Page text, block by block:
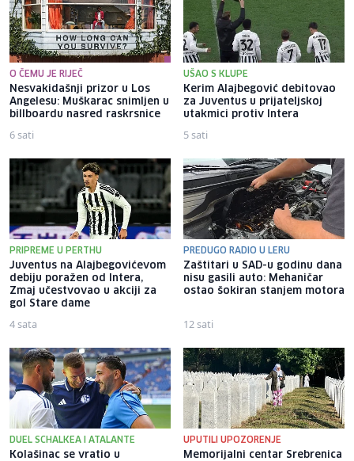
O ČEMU JE RIJEČ
Nesvakidašnji prizor u Los
Angelesu: Muškarac snimljen u
billboardu nasred raskrsnice
6 sati
UŠAO S KLUPE
Kerim Alajbegović debitovao
za Juventus u prijateljskoj
utakmici protiv Intera
5 sati
PRIPREME U PERTHU
Juventus na Alajbegovićevom
debiju poražen od Intera,
Zmaj učestvovao u akciji za
gol Stare dame
4 sata
PREDUGO RADIO U LERU
Zaštitari u SAD-u godinu dana
nisu gasili auto: Mehaničar
ostao šokiran stanjem motora
12 sati
DUEL SCHALKEA I ATALANTE
Kolašinac se vratio u
UPUTILI UPOZORENJE
Memorijalni centar Srebrenica